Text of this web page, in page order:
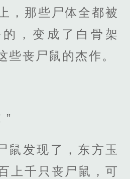
，那些尸体全都被
，变成了白骨架
些丧尸鼠的杰作。
”
鼠发现了，东方玉
上千只丧尸鼠，可